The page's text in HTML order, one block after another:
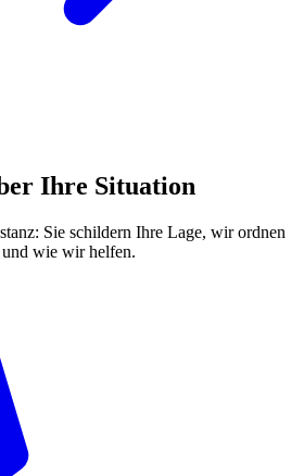
Ihre Situation
Sie schildern Ihre Lage, wir ordnen
wie wir helfen.